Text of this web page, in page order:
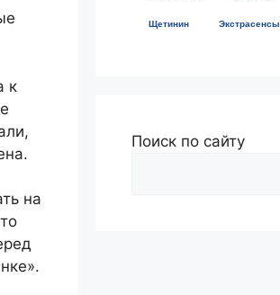
к
на
Щетинин Экстрасенсы
Поиск по сайту